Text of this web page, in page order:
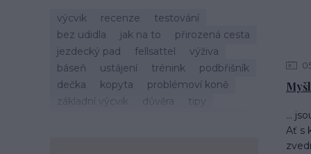
výcvik recenze
testování
bez udidla
jak na to
přirozená cesta
jezdecký pad
fellsattel
výživa
báseň
ustájení trénink
podbřišník
dečka
kopyta
problémoví koně
základní výcvik
důvěra
tipy
...
Ať s